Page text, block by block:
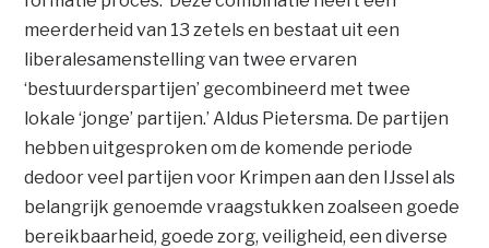
meerderheid van 13 zetels en bestaat uit een
liberalesamenstelling van twee ervaren
‘bestuurderspartijen’ gecombineerd met twee
lokale ‘jonge’ partijen.’ Aldus Pietersma. De partijen
hebben uitgesproken om de komende periode
dedoor veel partijen voor Krimpen aan den IJssel als
belangrijk genoemde vraagstukken zoalseen goede
bereikbaarheid, goede zorg, veiligheid, een diverse